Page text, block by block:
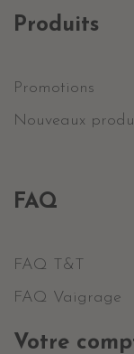
Produits
Promotions
Nouveaux
FAQ
FAQ T&T
FAQ Vaigrage
Votre